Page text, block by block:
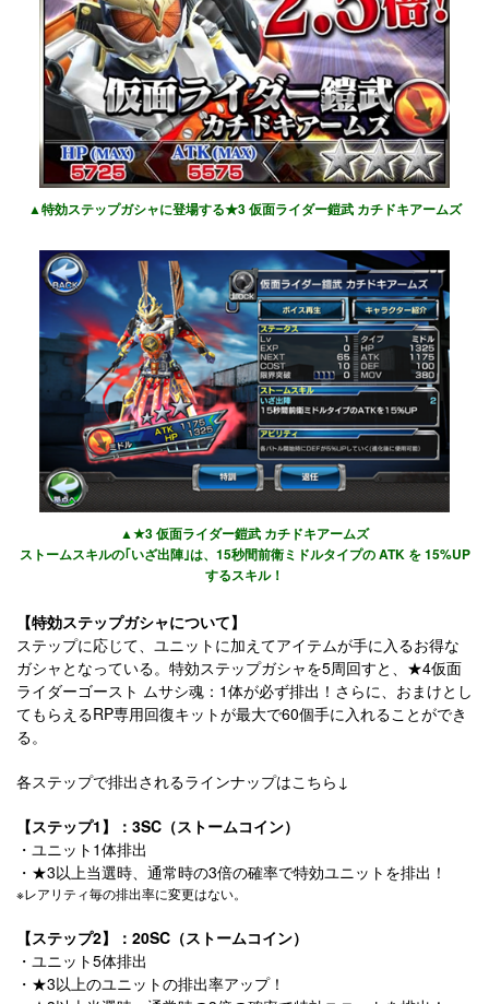
▲特効ステップガシャに登場する★3 仮面ライダー鎧武 カチドキアームズ
▲★3 仮面ライダー鎧武 カチドキアームズ
ストームスキルの｢いざ出陣｣は、15秒間前衛ミドルタイプの ATK を 15%UP
するスキル！
【特効ステップガシャについて】
ステップに応じて、ユニットに加えてアイテムが手に入るお得な
ガシャとなっている。特効ステップガシャを5周回すと、★4仮面
ライダーゴースト ムサシ魂：1体が必ず排出！さらに、おまけとし
てもらえるRP専用回復キットが最大で60個手に入れることができ
る。
各ステップで排出されるラインナップはこちら↓
【ステップ1】：3SC（ストームコイン）
・ユニット1体排出
・★3以上当選時、通常時の3倍の確率で特効ユニットを排出！
※レアリティ毎の排出率に変更はない。
【ステップ2】：20SC（ストームコイン）
・ユニット5体排出
・★3以上のユニットの排出率アップ！